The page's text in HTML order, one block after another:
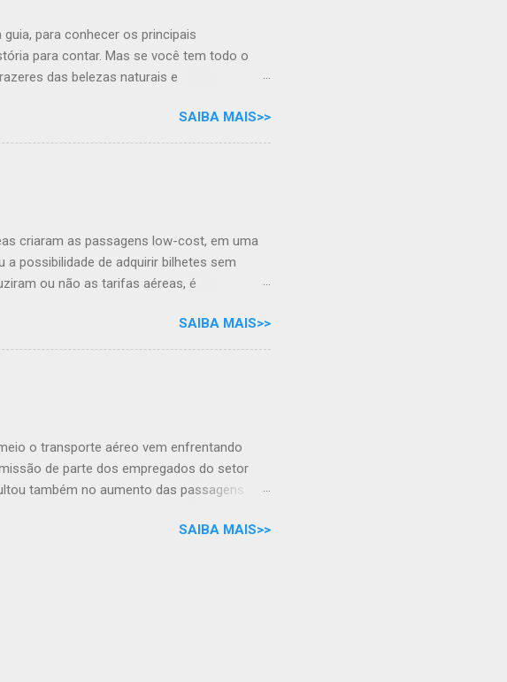
para conhecer os principais
para contar. Mas se você tem todo o
das belezas naturais e
Eu vou cantar pra ela É linda no verão
de pedra de Olinda, pode ser um bom
de história do Brasil, como a luta pelo
herança histórica está nas muitas igrejas
SAIBA MAIS>>
criaram as passagens low-cost, em uma
possibilidade de adquirir bilhetes sem
ou não as tarifas aéreas, é
de viajar apenas com a mala de
SAIBA MAIS>>
o transporte aéreo vem enfrentando
de parte dos empregados do setor
também no aumento das passagens
chega com uma forte demanda turística,
SAIBA MAIS>>